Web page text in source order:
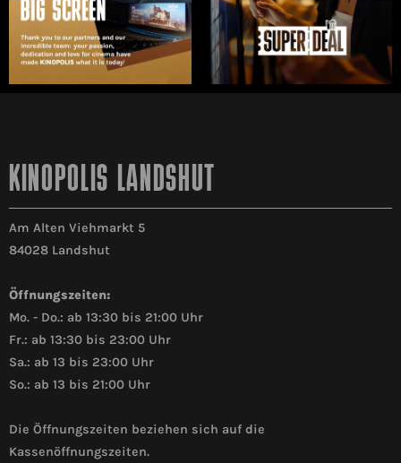
KINOPOLIS LANDSHUT
Am Alten Viehmarkt 5
84028 Landshut
Öffnungszeiten:
Mo. - Do.: ab 13:30 bis 21:00 Uhr
Fr.: ab 13:30 bis 23:00 Uhr
Sa.: ab 13 bis 23:00 Uhr
So.: ab 13 bis 21:00 Uhr
Die Öffnungszeiten beziehen sich auf die
Kassenöffnungszeiten.